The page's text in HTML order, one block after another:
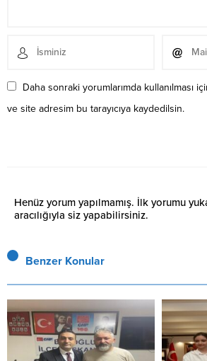
Daha sonraki yorumlarımda kullanılması
ve site adresim bu tarayıcıya kaydedilsin.
Henüz yorum yapılmamış. İlk yorumu
aracılığıyla siz yapabilirsiniz.
Benzer Konular